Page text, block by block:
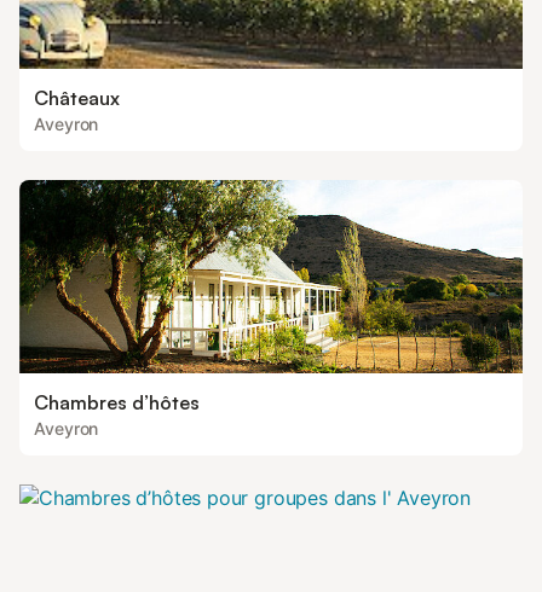
Châteaux
Aveyron
Chambres d’hôtes
Aveyron